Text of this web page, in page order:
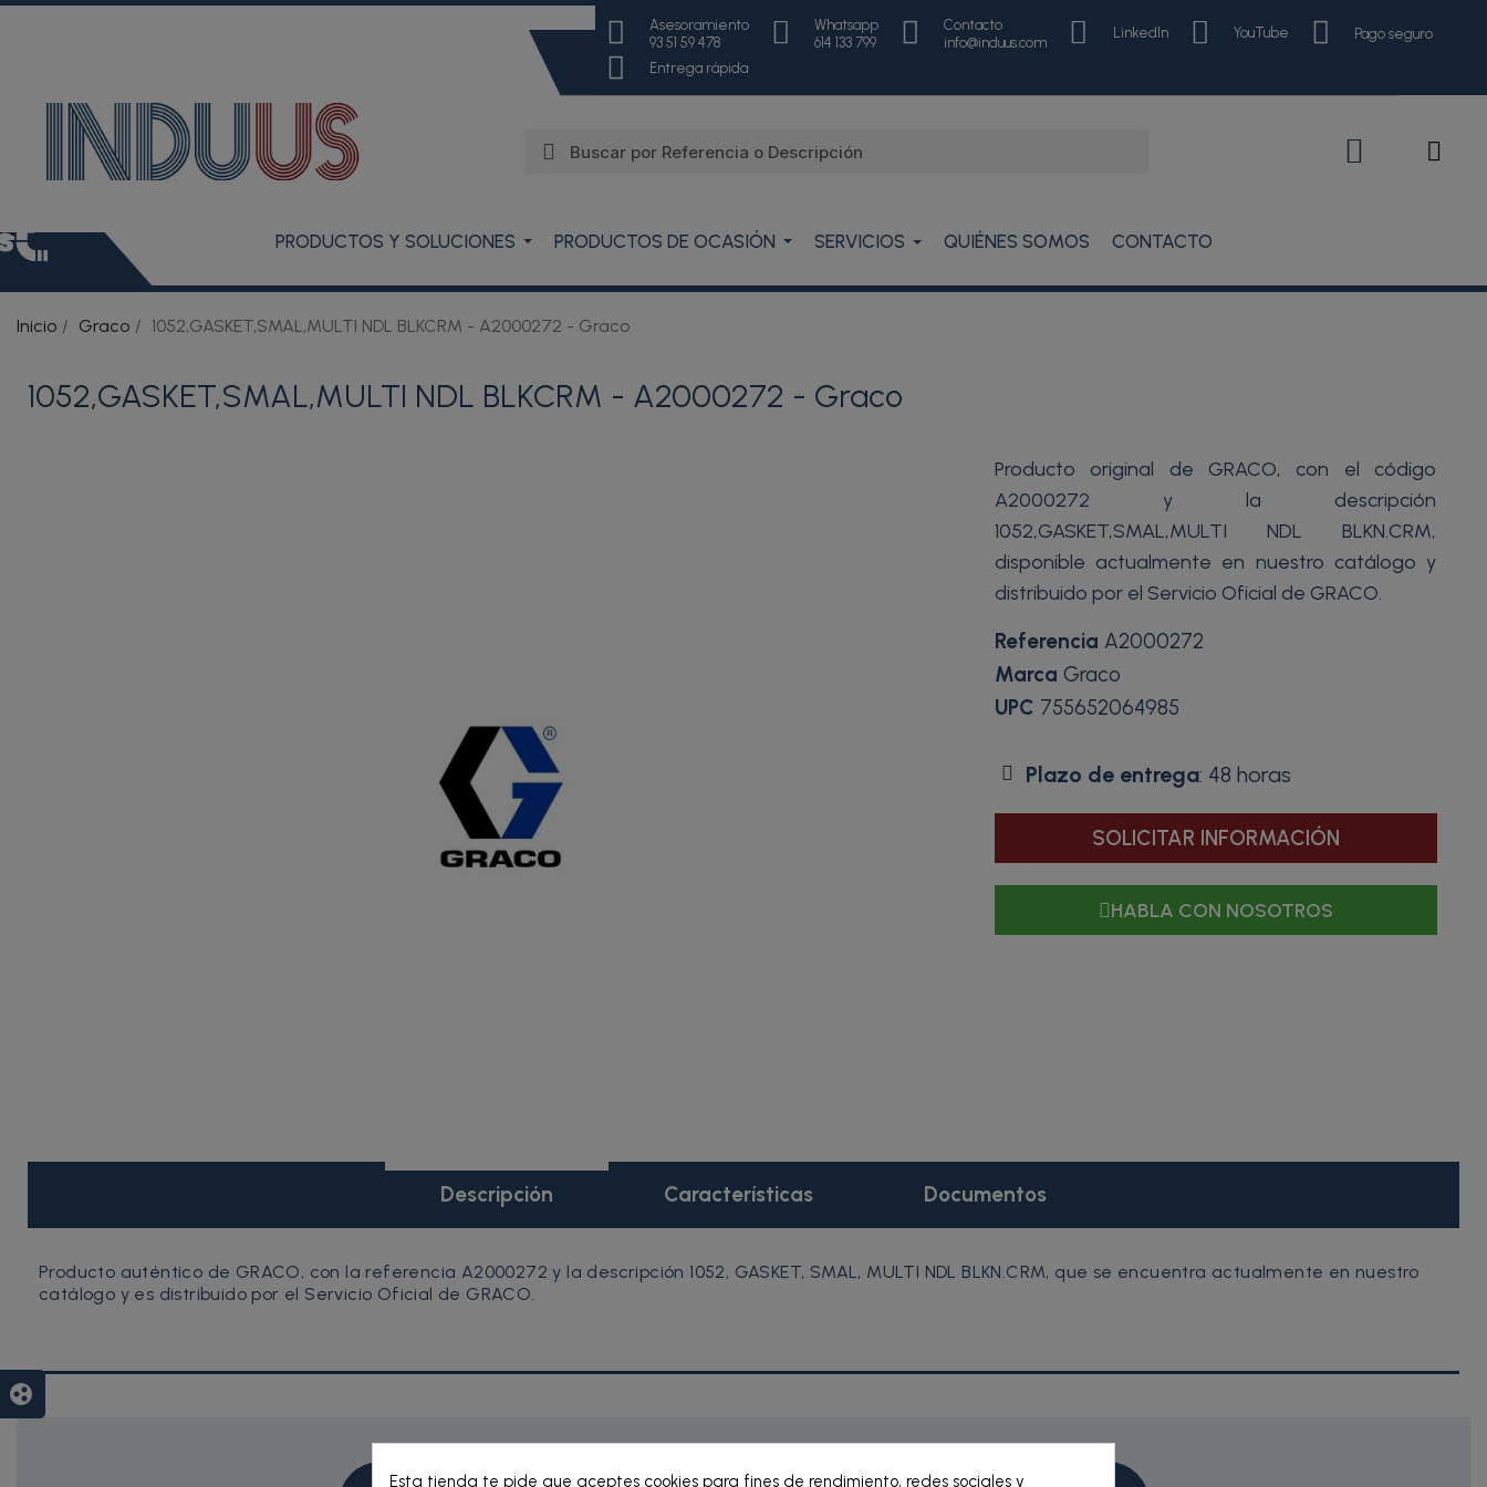
Asesoramiento
93 51 59 478
Whatsapp
614 133 799
Contacto
info@induus.com
LinkedIn YouTube Pago seguro
Entrega rápida
PRODUCTOS Y SOLUCIONES PRODUCTOS DE OCASIÓN SERVICIOS QUIÉNES SOMOS CONTACTO
Inicio Graco 1052,GASKET,SMAL,MULTI NDL BLKCRM - A2000272 - Graco
1052,GASKET,SMAL,MULTI NDL BLKCRM - A2000272 - Graco
Producto original de GRACO, con el código
A2000272 y la descripción
1052,GASKET,SMAL,MULTI NDL BLKN.CRM,
disponible actualmente en nuestro catálogo y
distribuido por el Servicio Oficial de GRACO.
Referencia A2000272
Marca Graco
UPC 755652064985
Plazo de entrega: 48 horas
SOLICITAR INFORMACIÓN
HABLA CON NOSOTROS
Descripción Características Documentos
Producto auténtico de GRACO, con la referencia A2000272 y la descripción 1052, GASKET, SMAL, MULTI NDL BLKN.CRM, que se encuentra actualmente en nuestro
catálogo y es distribuido por el Servicio Oficial de GRACO.
Esta tienda te pide que aceptes cookies para fines de rendimiento, redes sociales y
group_work